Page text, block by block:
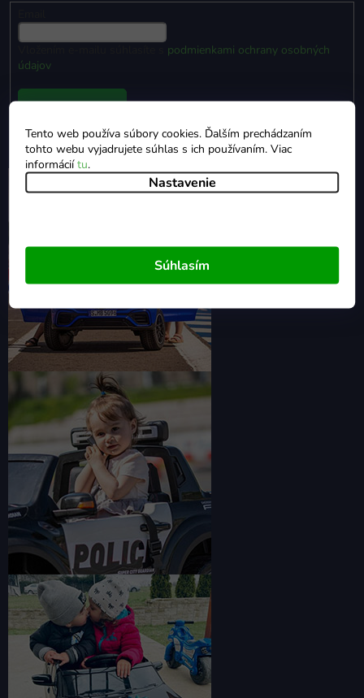
Tento web používa súbory cookies. Ďalším prechádzaním
tohto webu vyjadrujete súhlas s ich používaním. Viac
informáciítu.
Nastavenie
Súhlasím
podmienkami ochrany osobných
údajov
Prihlásiť sa